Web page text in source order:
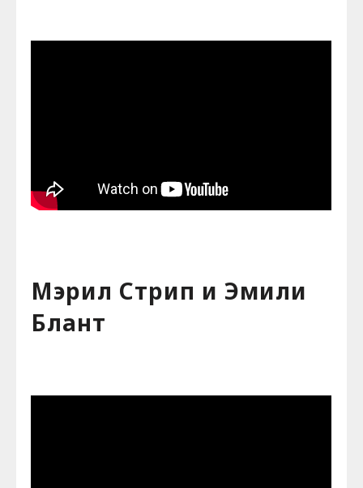
Мэрил Стрип и Эмили
Блант